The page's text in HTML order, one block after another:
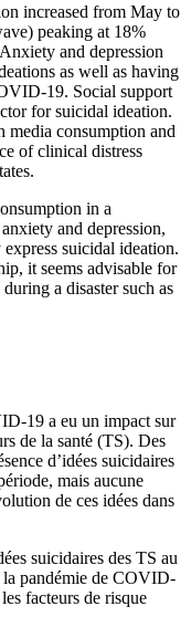
increased from May to
peaking at 18%
and depression
as well as having
19. Social support
for suicidal ideation.
media consumption and
of clinical distress
in a
and depression,
suicidal ideation.
it seems advisable for
a disaster such as
19 a eu un impact sur
de la santé (TS). Des
d’idées suicidaires
mais aucune
de ces idées dans
suicidaires des TS au
la pandémie de COVID-
facteurs de risque